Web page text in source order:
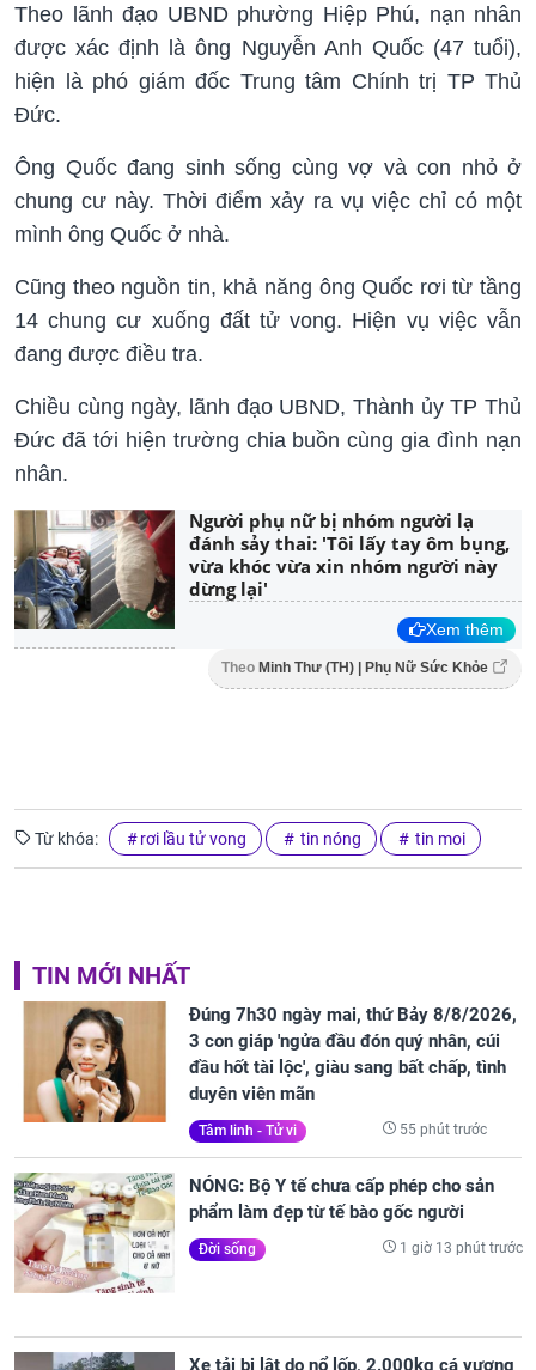
Theo lãnh đạo UBND phường Hiệp Phú, nạn nhân
được xác định là ông Nguyễn Anh Quốc (47 tuổi),
hiện là phó giám đốc Trung tâm Chính trị TP Thủ
Đức.
Ông Quốc đang sinh sống cùng vợ và con nhỏ ở
chung cư này. Thời điểm xảy ra vụ việc chỉ có một
mình ông Quốc ở nhà.
Cũng theo nguồn tin, khả năng ông Quốc rơi từ tầng
14 chung cư xuống đất tử vong. Hiện vụ việc vẫn
đang được điều tra.
Chiều cùng ngày, lãnh đạo UBND, Thành ủy TP Thủ
Đức đã tới hiện trường chia buồn cùng gia đình nạn
nhân.
Người phụ nữ bị nhóm người lạ
đánh sảy thai: 'Tôi lấy tay ôm bụng,
vừa khóc vừa xin nhóm người này
dừng lại'
Xem thêm
Theo Minh Thư (TH) | Phụ Nữ Sức Khỏe
Từ khóa: rơi lầu tử vong tin nóng tin moi
TIN MỚI NHẤT
Đúng 7h30 ngày mai, thứ Bảy 8/8/2026,
3 con giáp 'ngửa đầu đón quý nhân, cúi
đầu hốt tài lộc', giàu sang bất chấp, tình
duyên viên mãn
Tâm linh - Tử vi 55 phút trước
NÓNG: Bộ Y tế chưa cấp phép cho sản
phẩm làm đẹp từ tế bào gốc người
Đời sống 1 giờ 13 phút trước
Xe tải bị lật do nổ lốp, 2.000kg cá vương